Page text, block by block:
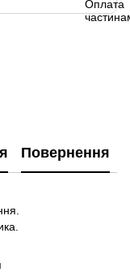
Повернення